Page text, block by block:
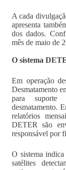
A cada
apresenta
dos dados.
mês de maio de
O sistema
Em operação
Desmatamento
para
desmatamento.
relatórios
DETER são
responsável por
O sistema
satélites